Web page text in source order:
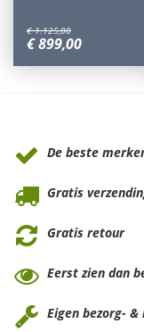
€ 1.125,00
€899,00
De beste
Gratis
Gratis retour
Eerst zien dan
Eigen bezorg-